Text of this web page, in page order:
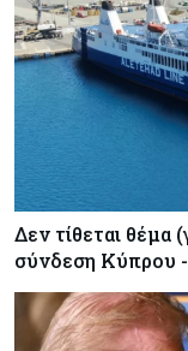
Δεν τίθεται θέμα
σύνδεση Κύπρου